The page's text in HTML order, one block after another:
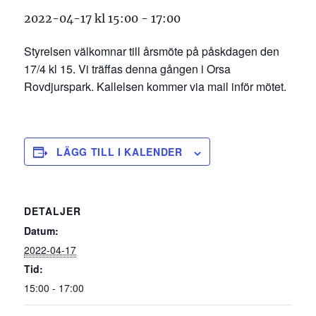
2022-04-17 kl 15:00 -17:00
Styrelsen välkomnar till årsmöte på påskdagen den
17/4 kl 15. Vi träffas denna gången i Orsa
Rovdjurspark. Kallelsen kommer via mail inför mötet.
LÄGG TILL I KALENDER
DETALJER
Datum:
2022-04-17
Tid:
15:00 - 17:00